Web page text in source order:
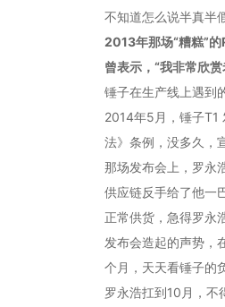
不知道怎么说半真半
2013年那场“糟糕”
曾表示，“我非常欣
锤子在生产线上遇到
2014年5月，锤子T1
法》条例，没多久，
那场发布会上，罗永
供应链反手给了他一
正常供货，急得罗永
发布会造起的声势，
个月，天天看锤子的
罗永浩扛到10月，不